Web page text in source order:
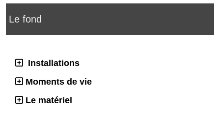
Le fond
Installations
Moments de vie
Le matériel